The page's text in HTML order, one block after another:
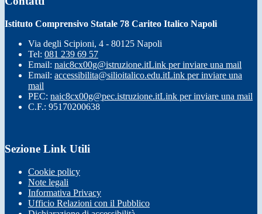
Istituto Comprensivo Statale 78 Cariteo Italico Napoli
Via degli Scipioni, 4 - 80125 Napoli
Tel: 081 239 69 57
Email: naic8cx00g@istruzione.itLink per inviare una mail
Email: accessibilita@silioitalico.edu.itLink per inviare una
mail
PEC: naic8cx00g@pec.istruzione.itLink per inviare una mail
C.F.: 95170200638
Sezione Link Utili
Cookie policy
Note legali
Informativa Privacy
Ufficio Relazioni con il Pubblico